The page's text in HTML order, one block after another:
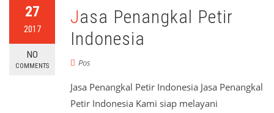
27
2017
NO
COMMENTS
Jasa Penangkal Petir
Indonesia
Pos
Jasa Penangkal Petir Indonesia Jasa Penangkal
Petir Indonesia Kami siap melayani